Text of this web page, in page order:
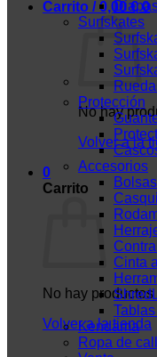
Carrito /0,00€ 0
No hay
Volver a la
0
Carrito
No hay
Volver a la tienda
Surfskates
Protección
Accesorios
Bolsas
Cinta
Kendama
Ropa de